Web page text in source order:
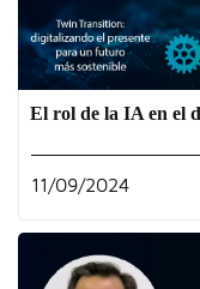
El rol de la IA en el
11/09/2024